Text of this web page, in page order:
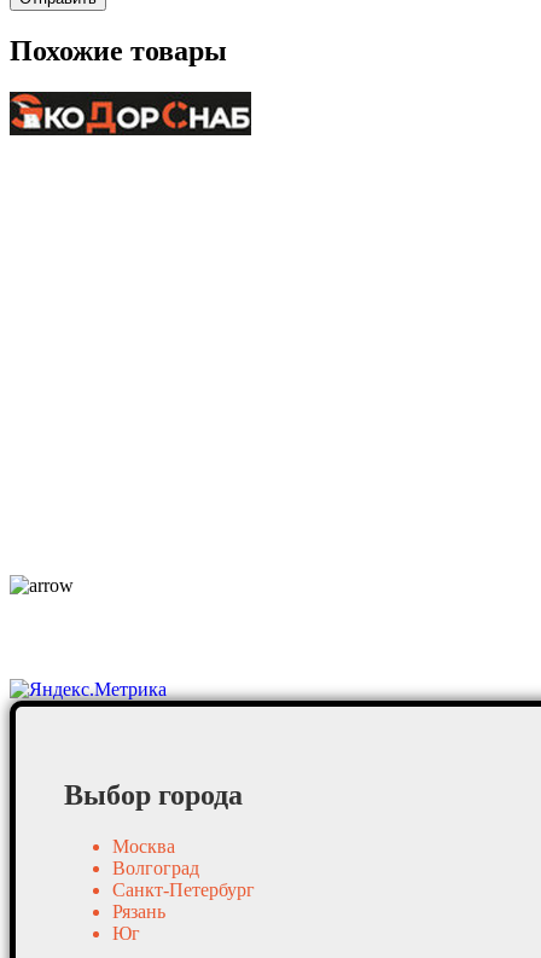
Похожие товары
Выбор города
Москва
Волгоград
Санкт-Петербург
Рязань
Юг